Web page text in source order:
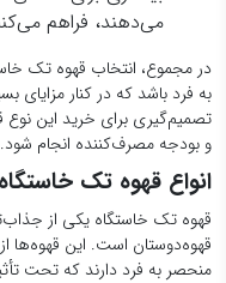
قهوه تک خاستگاه
می‌شود و قهوه‌های تک
این قهوه‌ها معمولاً
خاطر شرایط خاص
قهوه‌های اتیوپی معمولاً
ترش دارند که برای
جذاب است.
قهوه تک خاستگاه کلمبیا:
و محبوب‌ترین قهوه‌ها
متعادل دارند که
شکلاتی و میوه‌ای و